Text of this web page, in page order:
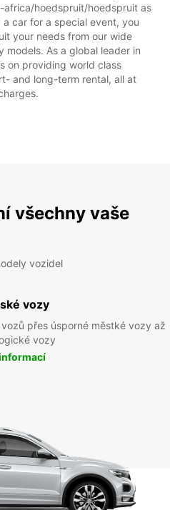
hoedspruit/hoedspruit as
car for a special event, you
your needs from our wide
models. As a global leader in
on providing world class
and long-term rental, all at
všechny vaše
vozidel
vozy
přes úsporné městké vozy až
vozy